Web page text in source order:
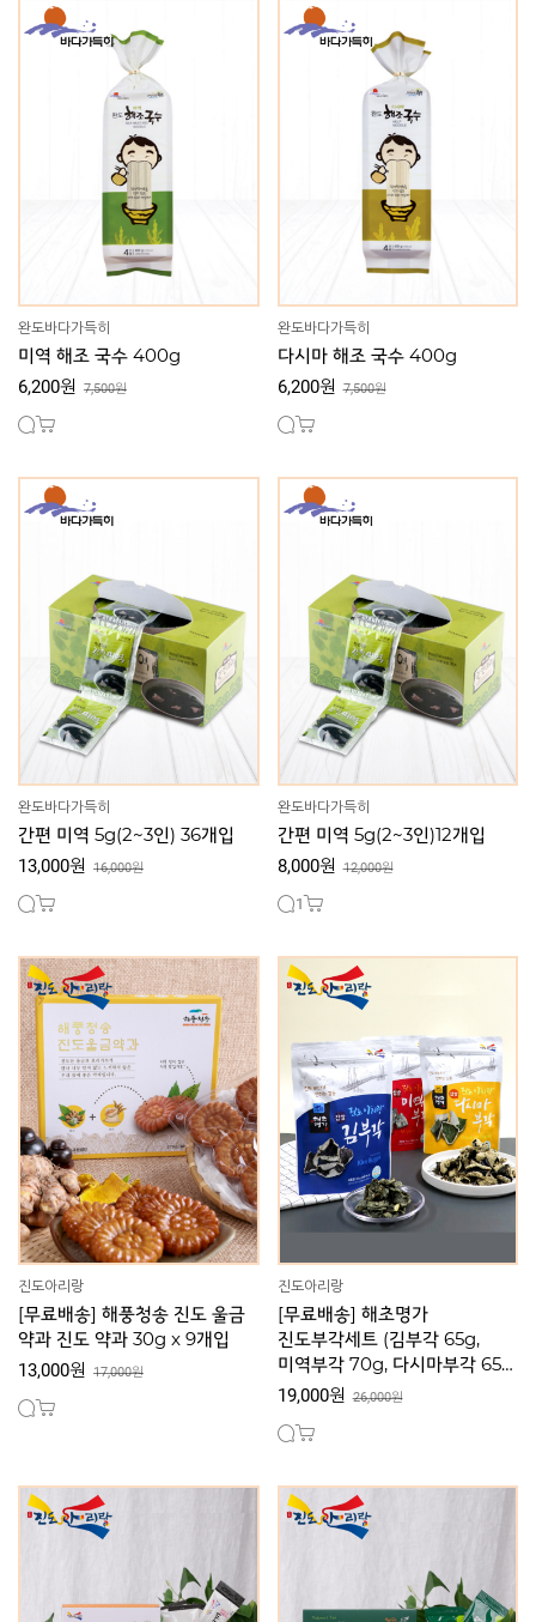
완도바다가득히
미역 해조 국수 400g
6,200원 7,500원
완도바다가득히
다시마 해조 국수 400g
6,200원 7,500원
완도바다가득히
간편 미역 5g(2~3인) 36개입
13,000원 16,000원
완도바다가득히
간편 미역 5g(2~3인)12개입
8,000원 12,000원
1
진도아리랑
[무료배송] 해풍청송 진도 울금
약과 진도 약과 30g x 9개입
13,000원 17,000원
진도아리랑
[무료배송] 해초명가
진도부각세트 (김부각 65g,
미역부각 70g, 다시마부각 65g
각 1봉)
19,000원 26,000원